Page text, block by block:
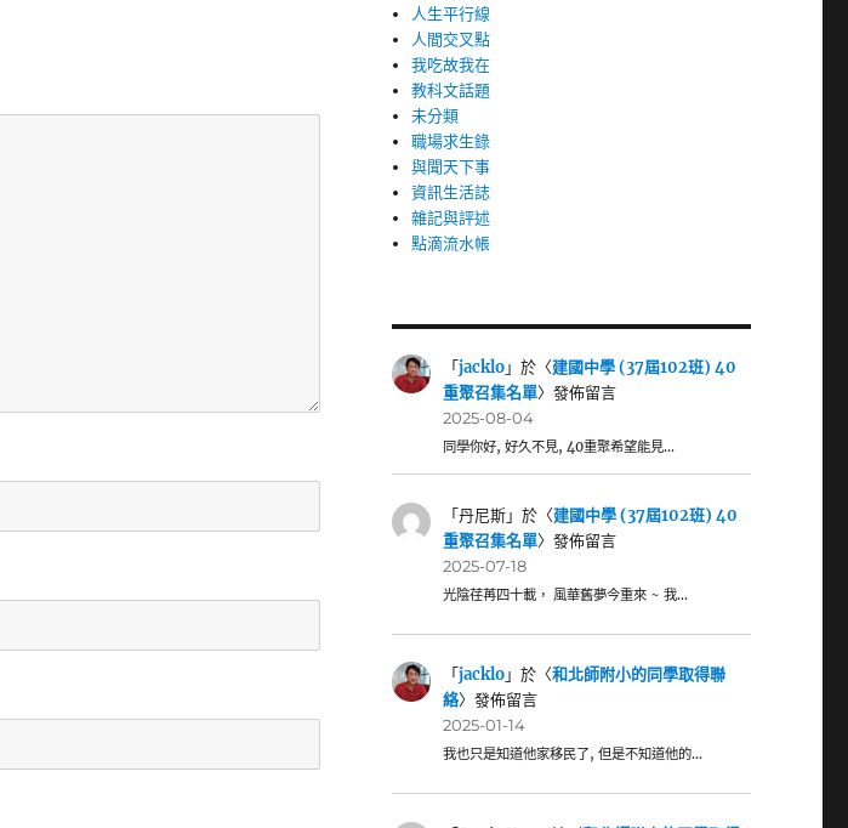
人生平行線
人間交叉點
我吃故我在
教科文話題
未分類
職場求生錄
與聞天下事
資訊生活誌
雜記與評述
點滴流水帳
「jacklo」於〈建國中學 (37屆102班) 40
重聚召集名單〉發佈留言
2025-08-04
同學你好, 好久不見, 40重聚希望能見…
「丹尼斯」於〈建國中學 (37屆102班) 40
重聚召集名單〉發佈留言
2025-07-18
光陰荏苒四十載， 風華舊夢今重來 ~ 我…
「jacklo」於〈和北師附小的同學取得聯
絡〉發佈留言
2025-01-14
我也只是知道他家移民了, 但是不知道他的…